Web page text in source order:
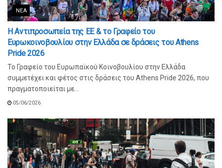
ΝΈΑ
Η Αντιπροσωπεία της ΕΕ & το Γραφείο του
Ευρωκοινοβουλίου στην Ελλάδα σε δράσεις του Athens
Pride 2026
Το Γραφείο του Ευρωπαϊκού Κοινοβουλίου στην Ελλάδα
συμμετέχει και φέτος στις δράσεις του Athens Pride 2026, που
πραγματοποιείται με...
05/06/2026